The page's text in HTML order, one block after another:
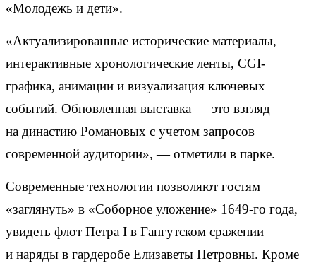
«Молодежь и дети».
«Актуализированные исторические материалы,
интерактивные хронологические ленты, CGI-
графика, анимации и визуализация ключевых
событий. Обновленная выставка — это взгляд
на династию Романовых с учетом запросов
современной аудитории», — отметили в парке.
Современные технологии позволяют гостям
«заглянуть» в «Соборное уложение» 1649-го года,
увидеть флот Петра I в Гангутском сражении
и наряды в гардеробе Елизаветы Петровны. Кроме